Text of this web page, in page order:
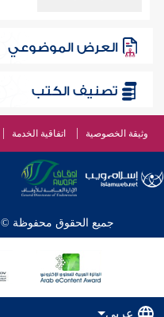
العرض الموضوعي
تصنيف الكتب
وثيقة الخصوصية اتفاقية الخدمة
جميع الحقوق محفوظة © 2026 - 1998 لشبكة إسلام ويب
عربي